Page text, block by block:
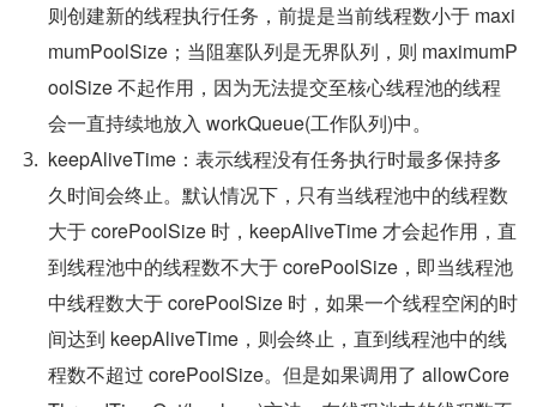
则创建新的线程执行任务，前提是当前线程数小于 maxi
mumPoolSize；当阻塞队列是无界队列，则 maximumP
oolSize 不起作用，因为无法提交至核心线程池的线程
会一直持续地放入 workQueue(工作队列)中。
keepAliveTime：表示线程没有任务执行时最多保持多
久时间会终止。默认情况下，只有当线程池中的线程数
大于 corePoolSize 时，keepAliveTime 才会起作用，直
到线程池中的线程数不大于 corePoolSize，即当线程池
中线程数大于 corePoolSize 时，如果一个线程空闲的时
间达到 keepAliveTime，则会终止，直到线程池中的线
程数不超过 corePoolSize。但是如果调用了 allowCore